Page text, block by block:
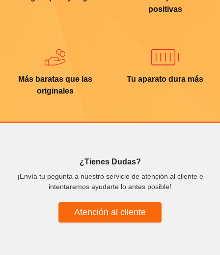
positivas
Más baratas que las
originales
Tu aparato dura más
¿Tienes Dudas?
¡Envía tu pegunta a nuestro servicio de atención al cliente e
intentaremos ayudarte lo antes posible!
Atención al cliente